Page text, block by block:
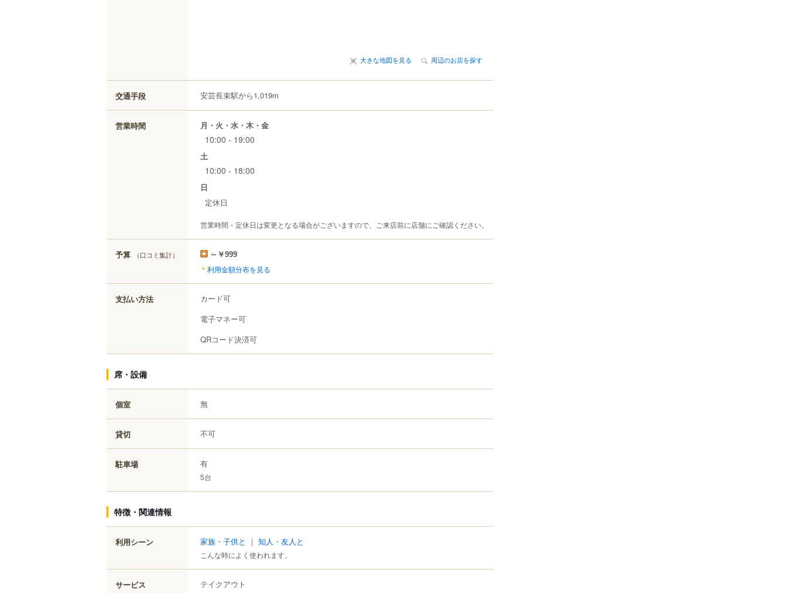
大きな地図を見る 周辺のお店を探す
交通手段 安芸長束駅から1,019m
営業時間 月・火・水・木・金
10:00 - 19:00
土
10:00 - 18:00
日
定休日
営業時間・定休日は変更となる場合がございますので、ご来店前に店舗にご確認ください。
予算 （口コミ集計） ～￥999
利用金額分布を見る
支払い方法
カード可
電子マネー可
QRコード決済可
席・設備
個室 無
貸切 不可
駐車場 有
5台
特徴・関連情報
利用シーン 家族・子供と ｜ 知人・友人と
こんな時によく使われます。
サービス テイクアウト